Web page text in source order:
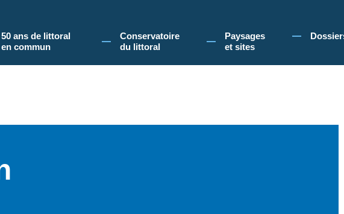
sur le site du Conservatoire du littoral, vous acceptez l'utilisation de cookies pour vous
50 ans de littoral
en commun​
Conservatoire
du littoral
Paysages
et sites